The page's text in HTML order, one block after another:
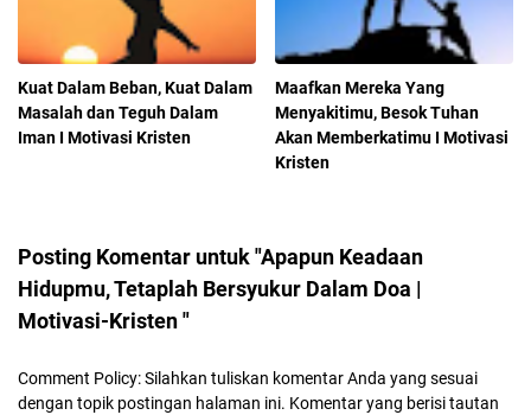
Kuat Dalam Beban, Kuat Dalam
Masalah dan Teguh Dalam
Iman I Motivasi Kristen
Maafkan Mereka Yang
Menyakitimu, Besok Tuhan
Akan Memberkatimu I Motivasi
Kristen
Posting Komentar untuk "Apapun Keadaan
Hidupmu, Tetaplah Bersyukur Dalam Doa |
Motivasi-Kristen "
Comment Policy: Silahkan tuliskan komentar Anda yang sesuai
dengan topik postingan halaman ini. Komentar yang berisi tautan